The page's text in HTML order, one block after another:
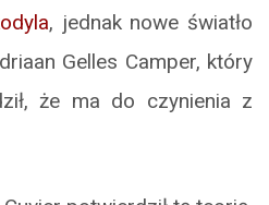
, jednak nowe światło
Gelles Camper, który
że ma do czynienia z